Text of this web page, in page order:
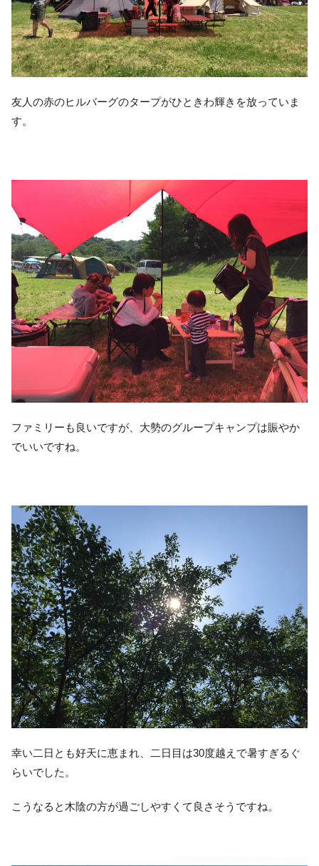
友人の赤のヒルバーグのタープがひときわ輝きを放っていま
す。
ファミリーも良いですが、大勢のグループキャンプは賑やか
でいいですね。
幸い二日とも好天に恵まれ、二日目は30度越えで暑すぎるぐ
らいでした。
こうなると木陰の方が過ごしやすくて良さそうですね。